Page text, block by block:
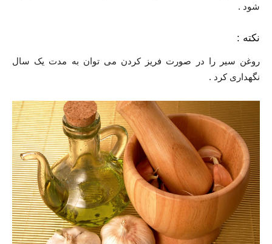
شود .
نکته :
روغن سیر را در صورت فریز کردن می توان به مدت یک سال
نگهداری کرد .